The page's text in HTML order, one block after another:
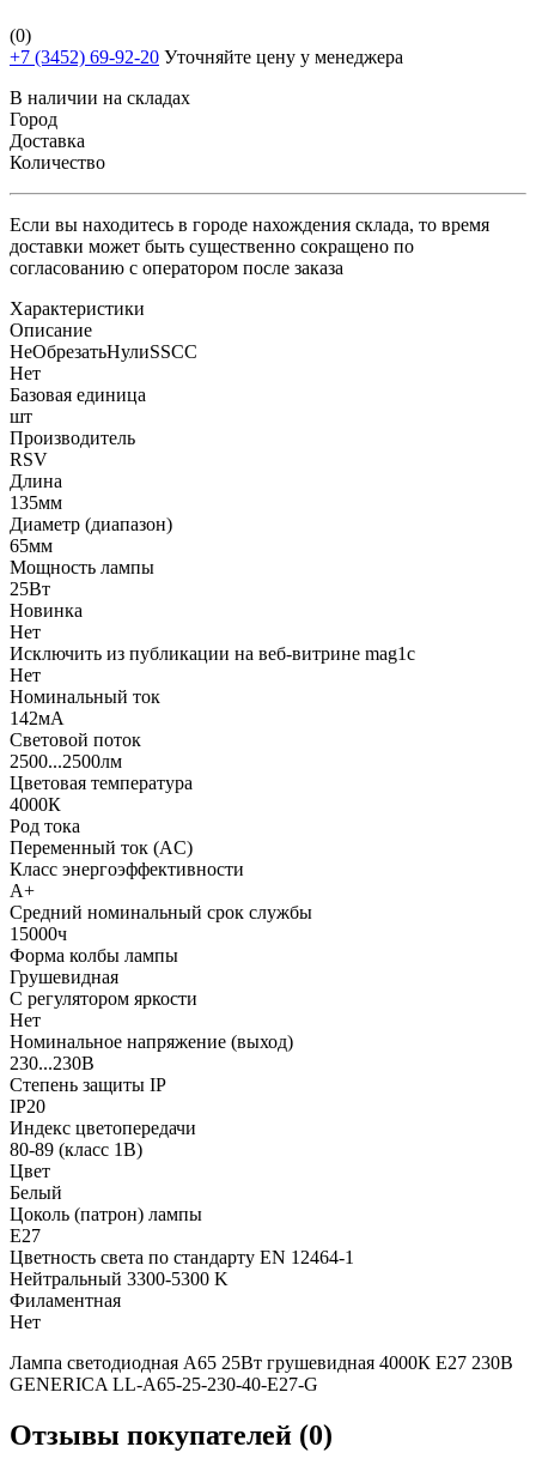
(0)
+7 (3452) 69-92-20 Уточняйте цену у менеджера
В наличии на складах
Город
Доставка
Количество
Если вы находитесь в городе нахождения склада, то время
доставки может быть существенно сокращено по
согласованию с оператором после заказа
Характеристики
Описание
НеОбрезатьНулиSSCC
Нет
Базовая единица
шт
Производитель
RSV
Длина
135мм
Диаметр (диапазон)
65мм
Мощность лампы
25Вт
Новинка
Нет
Исключить из публикации на веб-витрине mag1c
Нет
Номинальный ток
142мА
Световой поток
2500...2500лм
Цветовая температура
4000К
Род тока
Переменный ток (AC)
Класс энергоэффективности
A+
Средний номинальный срок службы
15000ч
Форма колбы лампы
Грушевидная
С регулятором яркости
Нет
Номинальное напряжение (выход)
230...230В
Степень защиты IP
IP20
Индекс цветопередачи
80-89 (класс 1В)
Цвет
Белый
Цоколь (патрон) лампы
E27
Цветность света по стандарту EN 12464-1
Нейтральный 3300-5300 K
Филаментная
Нет
Лампа светодиодная A65 25Вт грушевидная 4000К E27 230В
GENERICA LL-A65-25-230-40-E27-G
Отзывы покупателей (0)